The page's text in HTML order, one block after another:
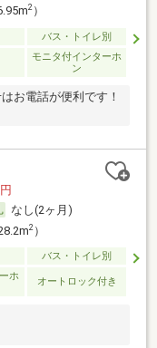
2）
バス・トイレ別
モニタ付インターホ
ン
お電話が便利です！
なし(2ヶ月)
2）
バス・トイレ別
ホ
オートロック付き